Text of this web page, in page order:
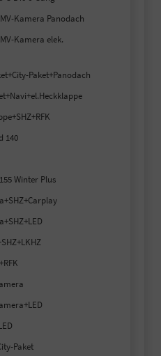
Kamera Panodach
Kamera elek.
Paket+Panodach
140
Winter Plus
Paket